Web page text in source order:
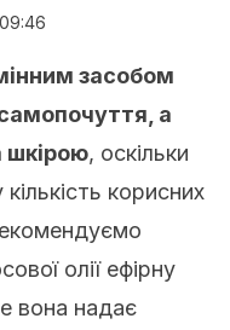
засобом
а
шкірою, оскільки
корисних
олії ефірну
вона надає